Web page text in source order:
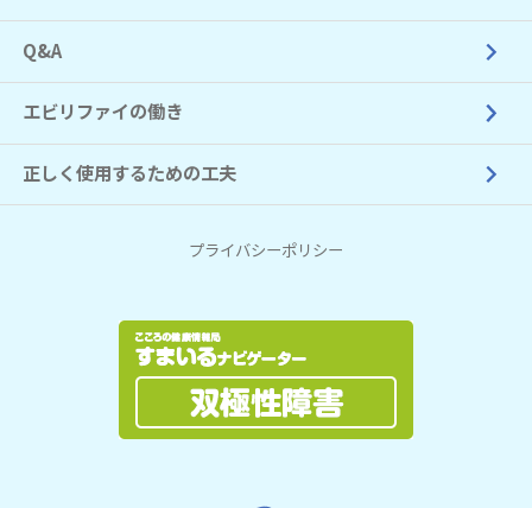
Q&A
エビリファイの働き
正しく使用するための工夫
プライバシーポリシー